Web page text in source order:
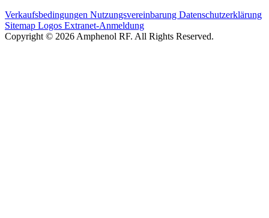
Verkaufsbedingungen Nutzungsvereinbarung Datenschutzerklärung
Sitemap Logos Extranet-Anmeldung
Copyright © 2026 Amphenol RF. All Rights Reserved.